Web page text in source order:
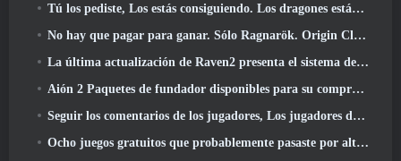
Tú los pediste, Los estás consiguiendo. Los dragones están llegando a Albion Online
No hay que pagar para ganar. Sólo Ragnarök. Origin Classic se lanza en julio 23
La última actualización de Raven2 presenta el sistema de despertar de habilidades, Brindar a los jugadores más formas de mejorar sus habilidades
Aión 2 Paquetes de fundador disponibles para su compra, Completo con cinco días de acceso anticipado
Seguir los comentarios de los jugadores, Los jugadores de League Of Legends Classic no tendrán que pagar por máscaras clásicas
Ocho juegos gratuitos que probablemente pasaste por alto y que forman parte del Train Fest de Steam